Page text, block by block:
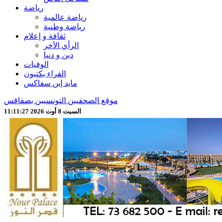
رياضة
رياضة عالمية
رياضة وطنية
ثقافة و إعلام
الرأي الآخر
دين و دنيا
الوفيات
القراء يكتبون
مايد إين سفاكس
موقع الصحفيين التونسيين بصفاقس
السبت 8 أوت 2026 11:11:29